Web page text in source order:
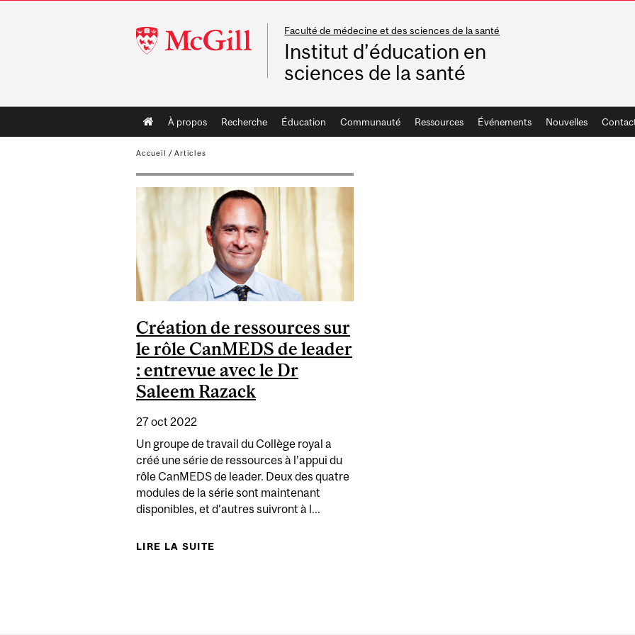
McGill
University
Faculté de médecine et des sciences de la santé
Institut d’éducation en
sciences de la santé
Main
navigation
À propos Recherche Éducation Communauté Ressources Événements Nouvelles
Accueil /Articles
Création de ressources sur
le rôle CanMEDS de leader
: entrevue avec le Dr
Saleem Razack
27 oct 2022
Un groupe de travail du Collège royal a
créé une série de ressources à l’appui du
rôle CanMEDS de leader. Deux des quatre
modules de la série sont maintenant
disponibles, et d’autres suivront à l...
LIRE LA SUITE